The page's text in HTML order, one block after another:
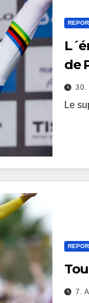
de
du30.
Le
7.